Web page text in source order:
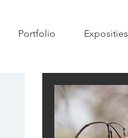
Portfolio Exposities
Uitgelichte
berichten